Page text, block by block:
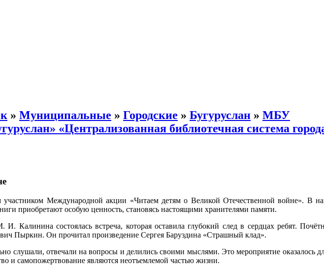
» Муниципальные » Городские » Бугуруслан » МБУ
«Централизованная библиотечная система
Международной акции «Читаем детям о Великой Отечественной войне». В
приобретают особую ценность, становясь настоящими хранителями памяти.
состоялась встреча, которая оставила глубокий след в сердцах ребят.
Пыркин. Он прочитал произведение Сергея Баруздина «Страшный клад».
слушали, отвечали на вопросы и делились своими мыслями. Это мероприятие оказалось
и самопожертвование являются неотъемлемой частью жизни.